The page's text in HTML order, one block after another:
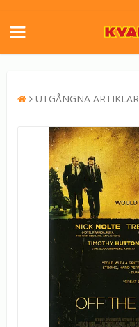
UTGÅNGNA ARTIKLAR